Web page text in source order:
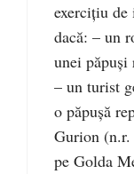
exerciţiu
dacă: – un
unei păpuşi
– un turist
o păpuşă
Gurion
pe Golda